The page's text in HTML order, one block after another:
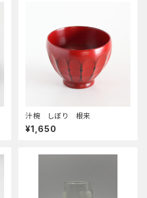
汁椀 しぼり 根来
¥1,650